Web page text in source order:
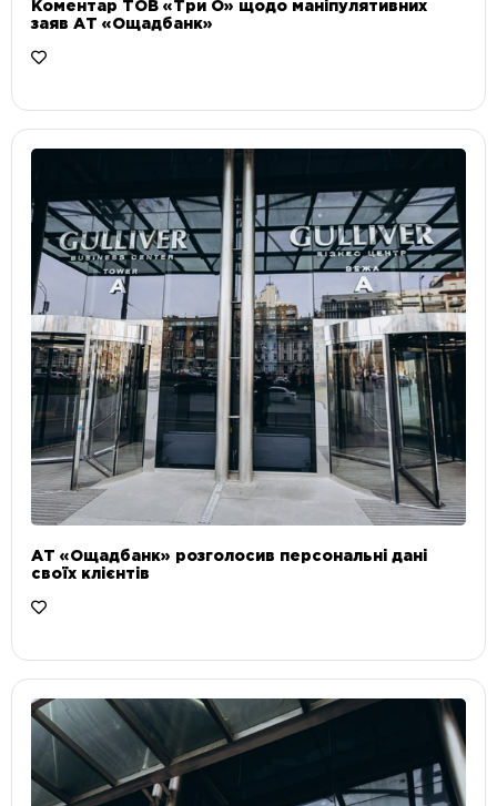
Коментар ТОВ «Три О» щодо маніпулятивних
заяв АТ «Ощадбанк»
АТ «Ощадбанк» розголосив персональні дані
своїх клієнтів